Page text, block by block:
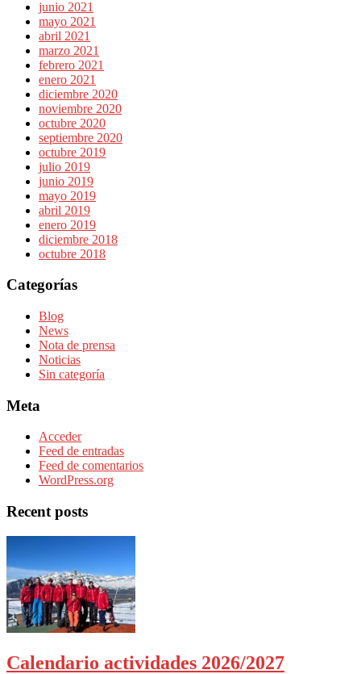
junio 2021
mayo 2021
abril 2021
marzo 2021
febrero 2021
enero 2021
diciembre 2020
noviembre 2020
octubre 2020
septiembre 2020
octubre 2019
julio 2019
junio 2019
mayo 2019
abril 2019
enero 2019
diciembre 2018
octubre 2018
Categorías
Blog
News
Nota de prensa
Noticias
Sin categoría
Meta
Acceder
Feed de entradas
Feed de comentarios
WordPress.org
Recent posts
Calendario actividades 2026/2027